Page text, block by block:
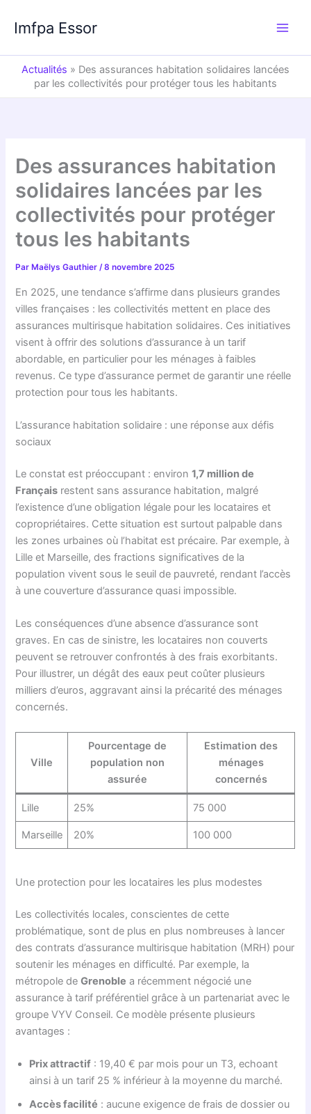
contenu
Imfpa Essor
Actualités » Des assurances habitation solidaires lancées
par les collectivités pour protéger tous les habitants
Des assurances habitation
solidaires lancées par les
collectivités pour protéger
tous les habitants
Par Maëlys Gauthier/8 novembre 2025
En 2025, une tendance s’affirme dans plusieurs grandes
villes françaises : les collectivités mettent en place des
assurances multirisque habitation solidaires. Ces initiatives
visent à offrir des solutions d’assurance à un tarif
abordable, en particulier pour les ménages à faibles
revenus. Ce type d’assurance permet de garantir une réelle
protection pour tous les habitants.
L’assurance habitation solidaire : une réponse aux défis
sociaux
Le constat est préoccupant : environ1,7 million de
Français restent sans assurance habitation, malgré
l’existence d’une obligation légale pour les locataires et
copropriétaires. Cette situation est surtout palpable dans
les zones urbaines où l’habitat est précaire. Par exemple, à
Lille et Marseille, des fractions significatives de la
population vivent sous le seuil de pauvreté, rendant l’accès
à une couverture d’assurance quasi impossible.
Les conséquences d’une absence d’assurance sont
graves. En cas de sinistre, les locataires non couverts
peuvent se retrouver confrontés à des frais exorbitants.
Pour illustrer, un dégât des eaux peut coûter plusieurs
milliers d’euros, aggravant ainsi la précarité des ménages
concernés.
Ville
Pourcentage de
population non
assurée
Estimation des
ménages
concernés
Lille 25% 75 000
Marseille 20% 100 000
Une protection pour les locataires les plus modestes
Les collectivités locales, conscientes de cette
problématique, sont de plus en plus nombreuses à lancer
des contrats d’assurance multirisque habitation (MRH) pour
soutenir les ménages en difficulté. Par exemple, la
métropole deGrenoble a récemment négocié une
assurance à tarif préférentiel grâce à un partenariat avec le
groupe VYV Conseil. Ce modèle présente plusieurs
avantages :
Prix attractif : 19,40 € par mois pour un T3, echoant
ainsi à un tarif 25 % inférieur à la moyenne du marché.
Accès facilité : aucune exigence de frais de dossier ou